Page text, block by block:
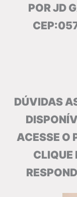
POR JD
DÚVIDAS
ACESSE O
CLIQUE